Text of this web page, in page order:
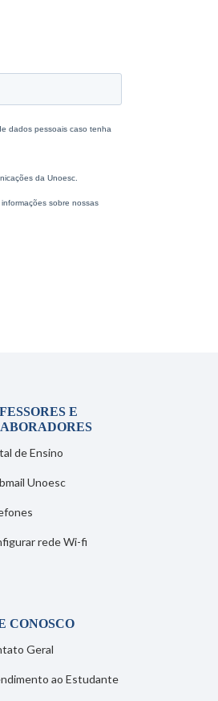
E
de Ensino
Unoesc
rede Wi-fi
CONOSCO
Geral
ao Estudante